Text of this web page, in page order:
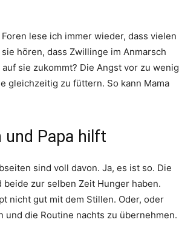
lese ich immer wieder, dass vielen
hören, dass Zwillinge im Anmarsch
sie zukommt? Die Angst vor zu wenig
gleichzeitig zu füttern. So kann Mama
und Papa hilft
sind voll davon. Ja, es ist so. Die
zur selben Zeit Hunger haben.
nicht gut mit dem Stillen. Oder, oder
und die Routine nachts zu übernehmen.